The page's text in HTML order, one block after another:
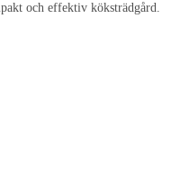
och effektiv köksträdgård.